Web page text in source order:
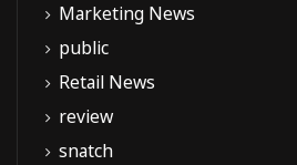
Marketing News
public
Retail News
review
snatch